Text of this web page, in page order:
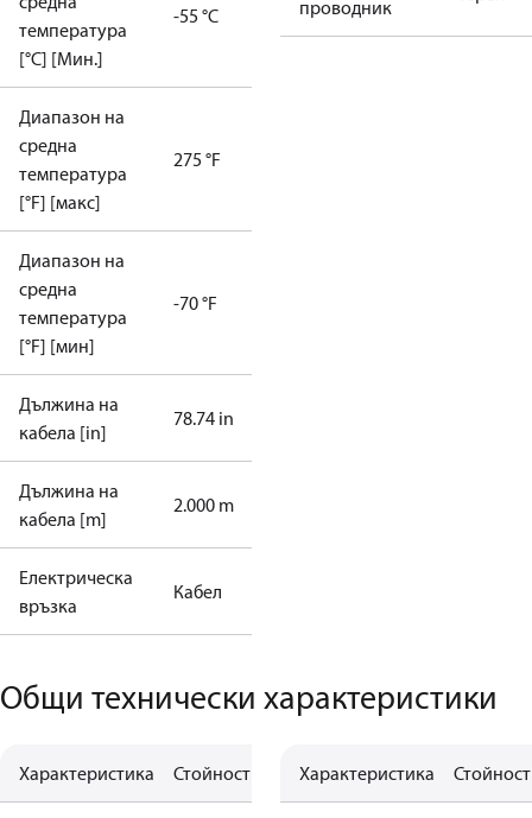
температура
[°C] [Мин.]
-55 °C
Диапазон на
средна
температура
[°F] [макс]
275 °F
Диапазон на
средна
температура
[°F] [мин]
-70 °F
Дължина на
кабела [in]
78.74 in
Дължина на
кабела [m]
2.000 m
Електрическа
връзка
Кабел
проводник
Общи технически характеристики
Характеристика Стойност Характеристика Стойност